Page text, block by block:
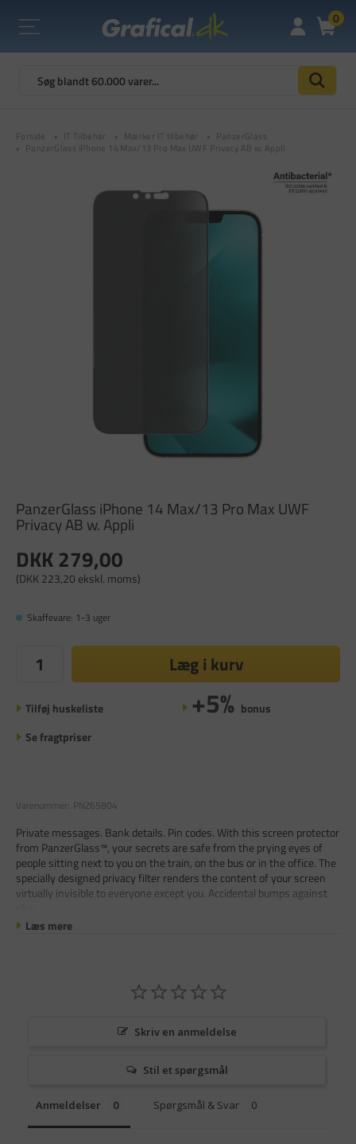
0
Forside IT Tilbehør Mærker IT tilbehør
PanzerGlass
PanzerGlass iPhone 14 Max/13 Pro Max UWF Privacy AB w. Appli
PanzerGlass iPhone 14 Max/13 Pro Max UWF
Privacy AB w. Appli
DKK 279,00
(DKK 223,20 ekskl. moms)
Skaffevare: 1-3 uger
Læg i kurv
Tilføj huskeliste +5% bonus
Se fragtpriser
Varenummer: PNZ65804
Private messages. Bank details. Pin codes. With this screen protector
from PanzerGlass™, your secrets are safe from the prying eyes of
people sitting next to you on the train, on the bus or in the office. The
specially designed privacy filter renders the content of your screen
virtually invisible to everyone except you. Accidental bumps against
Læs mere
Skriv en anmeldelse
Stil et spørgsmål
Anmeldelser Spørgsmål & Svar